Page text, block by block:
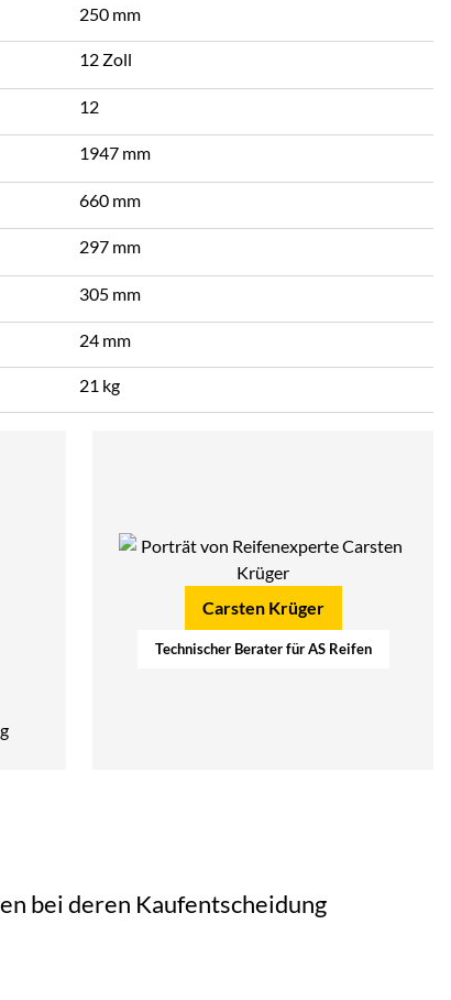
250 mm
12 Zoll
12
1947 mm
660 mm
297 mm
305 mm
24 mm
21 kg
Carsten Krüger
Technischer Berater für AS Reifen
bei deren Kaufentscheidung